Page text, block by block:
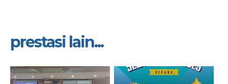
prestasi lain...